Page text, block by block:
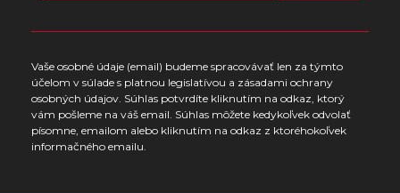
Vaše osobné údaje (email) budeme spracovávať len za týmto
účelom v súlade s platnou legislatívou a zásadami ochrany
osobných údajov. Súhlas potvrdíte kliknutím na odkaz, ktorý
vám pošleme na váš email. Súhlas môžete kedykoľvek odvolať
písomne, emailom alebo kliknutím na odkaz z ktoréhokoľvek
informačného emailu.